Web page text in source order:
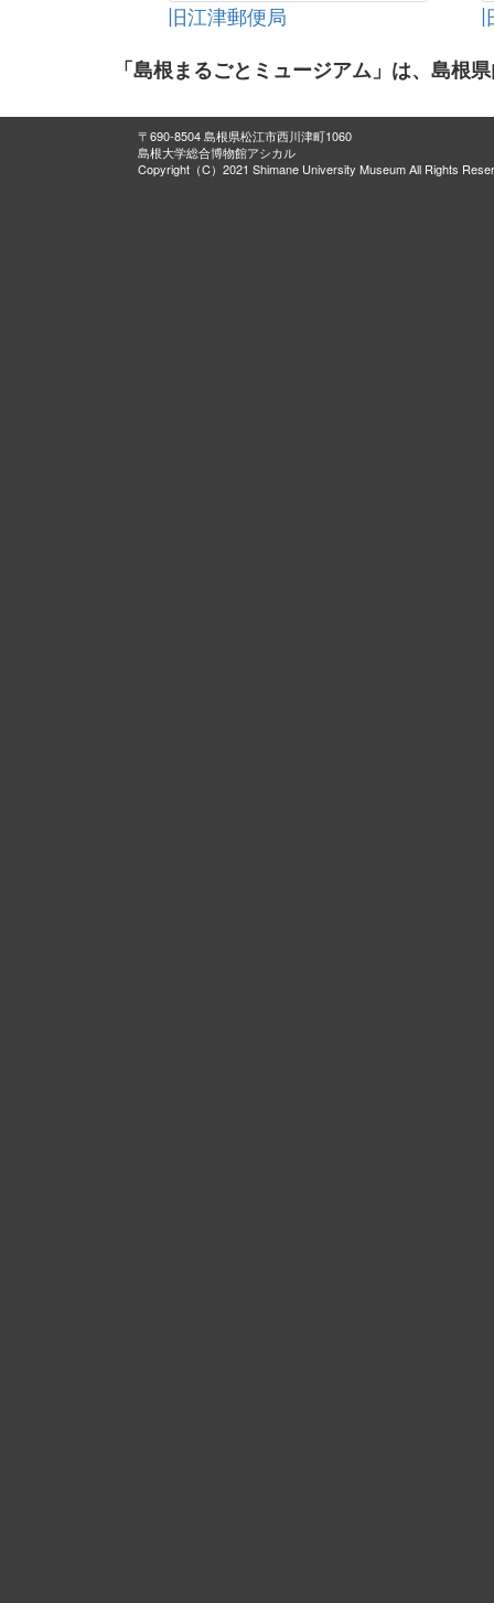
旧江津郵便局
「島根まるごとミュージアム」は、島根
〒690-8504 島根県松江市西川津町1060
島根大学総合博物館アシカル
Copyright（C）2021 Shimane University Museum All Rights